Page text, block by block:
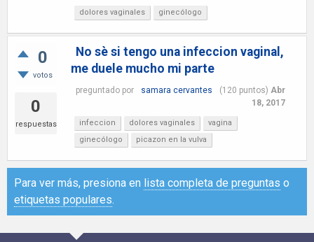
dolores vaginales ginecólogo
0
votos
0
respuestas
No sè si tengo una infeccion vaginal,
me duele mucho mi parte
preguntado por samara cervantes (120 puntos) Abr
18, 2017
infeccion dolores vaginales
vagina
ginecólogo
picazon en la vulva
Para ver más, presiona en lista completa de preguntas o
etiquetas populares.